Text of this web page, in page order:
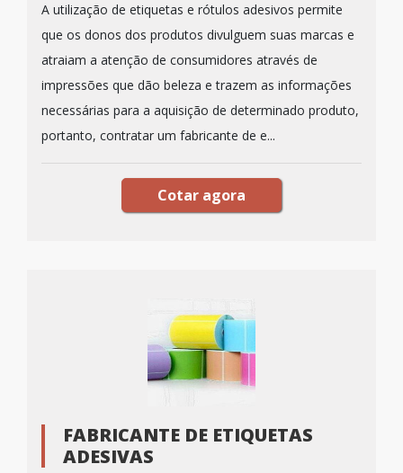
A utilização de etiquetas e rótulos adesivos permite
que os donos dos produtos divulguem suas marcas e
atraiam a atenção de consumidores através de
impressões que dão beleza e trazem as informações
necessárias para a aquisição de determinado produto,
portanto, contratar um fabricante de e...
Cotar agora
FABRICANTE DE ETIQUETAS
ADESIVAS